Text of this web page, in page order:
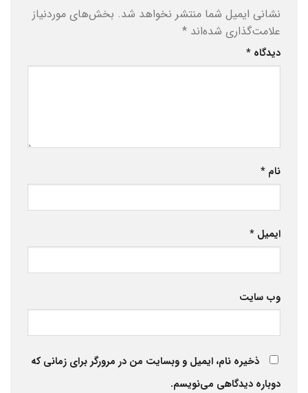
نشانی ایمیل شما منتشر نخواهد شد. بخش‌های موردنیاز
علامت‌گذاری شده‌اند *
دیدگاه *
نام *
ایمیل *
وب‌ سایت
ذخیره نام، ایمیل و وبسایت من در مرورگر برای زمانی که
دوباره دیدگاهی می‌نویسم.